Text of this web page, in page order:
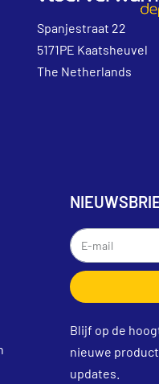
Spanjestraat 22
5171PE Kaatsheuvel
The Netherlands
Blijf op de
nieuwe
updates.